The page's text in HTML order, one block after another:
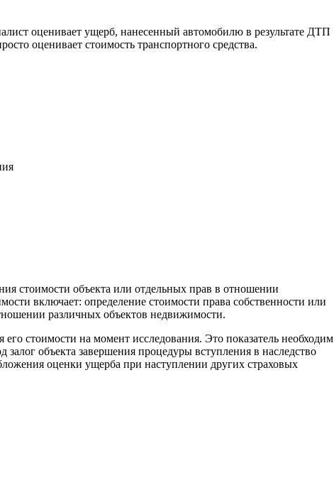
оценивает ущерб, нанесенный автомобилю в результате ДТП
оценивает стоимость транспортного средства.
стоимости объекта или отдельных прав в отношении
включает: определение стоимости права собственности или
различных объектов недвижимости.
его стоимости на момент исследования. Это показатель необходим
объекта завершения процедуры вступления в наследство
оценки ущерба при наступлении других страховых